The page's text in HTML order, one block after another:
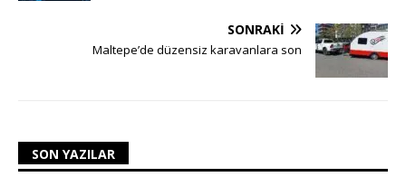
SONRAKI
Maltepe’de düzensiz karavanlara son
SON YAZILAR